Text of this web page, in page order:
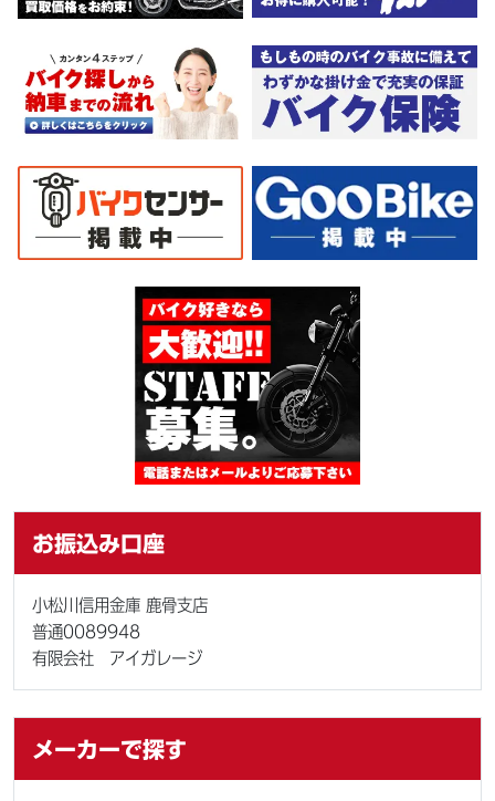
お振込み口座
小松川信用金庫 鹿骨支店
普通0089948
有限会社 アイガレージ
メーカーで探す